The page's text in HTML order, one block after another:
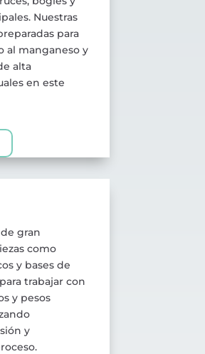
Nuestras
para
al manganeso y
alta
en este
gran
como
y bases de
trabajar con
y pesos
y